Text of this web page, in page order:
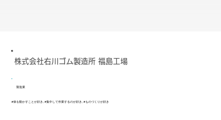
株式会社右川ゴム製造所 福島工場
製造業
#体を動かすことが好き, #集中して作業するのが好き, #ものづくりが好き